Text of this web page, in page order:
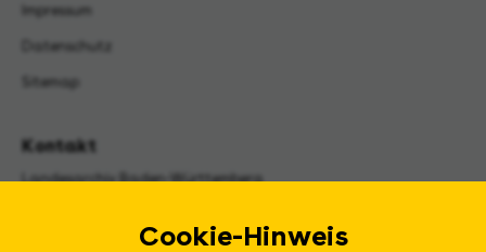
Cookie-Hinweis
Impressum
Datenschutz
Sitemap
Kontakt
Landesarchiv Baden-Württemberg